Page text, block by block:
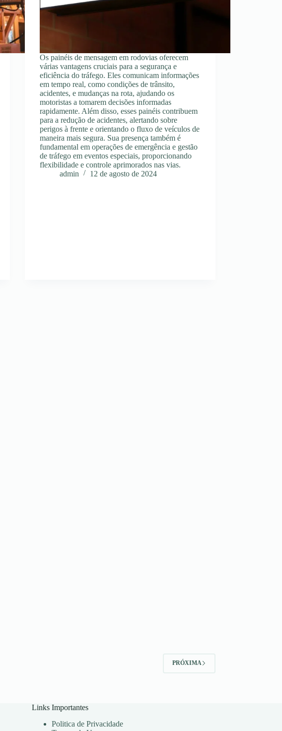
Os painéis de mensagem em rodovias oferecem
várias vantagens cruciais para a segurança e
eficiência do tráfego. Eles comunicam informações
em tempo real, como condições de trânsito,
acidentes, e mudanças na rota, ajudando os
motoristas a tomarem decisões informadas
rapidamente. Além disso, esses painéis contribuem
para a redução de acidentes, alertando sobre
perigos à frente e orientando o fluxo de veículos de
maneira mais segura. Sua presença também é
fundamental em operações de emergência e gestão
de tráfego em eventos especiais, proporcionando
flexibilidade e controle aprimorados nas vias.
admin
12 de agosto de 2024
PRÓXIMA
Links Importantes
Politica de Privacidade